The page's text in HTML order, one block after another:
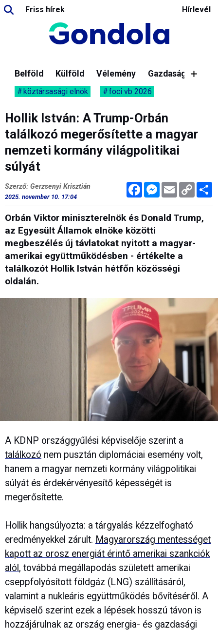
Friss hírek Hírlevél
Belföld Külföld Vélemény Gazdaság
köztársasági elnök foci vb 2026
Hollik István: A Trump-Orbán
találkozó megerősítette a magyar
nemzeti kormány világpolitikai
súlyát
FacebookMessenger
Email Copy
Link
Szerző: Gerzsenyi Krisztián
2025. november 10. 17:04
Orbán Viktor miniszterelnök és Donald Trump,
az Egyesült Államok elnöke közötti
megbeszélés új távlatokat nyitott a magyar-
amerikai együttműködésben - értékelte a
találkozót Hollik István hétfőn közösségi
oldalán.
A KDNP országgyűlési képviselője szerint a
találkozó nem pusztán diplomáciai esemény volt,
hanem a magyar nemzeti kormány világpolitikai
súlyát és érdekérvényesítő képességét is
megerősítette.
Hollik hangsúlyozta: a tárgyalás kézzelfogható
eredményekkel zárult. Magyarország mentességet
kapott az orosz energiát érintő amerikai szankciók
alól , továbbá megállapodás született amerikai
cseppfolyósított földgáz (LNG) szállításáról,
valamint a nukleáris együttműködés bővítéséről. A
képviselő szerint ezek a lépések hosszú távon is
hozzájárulnak az ország energia- és gazdasági